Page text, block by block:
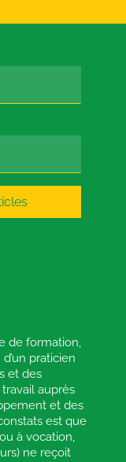
de formation,
praticien
et des
auprès
et des
est que
à vocation,
ne reçoit